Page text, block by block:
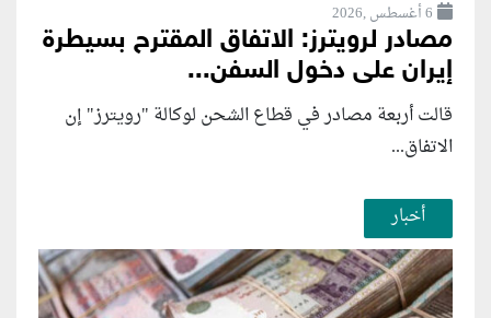
6 أغسطس ,2026
مصادر لرويترز: الاتفاق المقترح بسيطرة
إيران على دخول السفن...
قالت أربعة مصادر في قطاع الشحن لوكالة "رويترز" إن
الاتفاق...
أخبار